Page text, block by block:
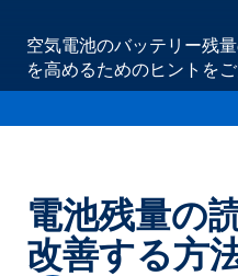
空気電池のバッテリー残
を高めるためのヒントをご
電池残量の
改善する方